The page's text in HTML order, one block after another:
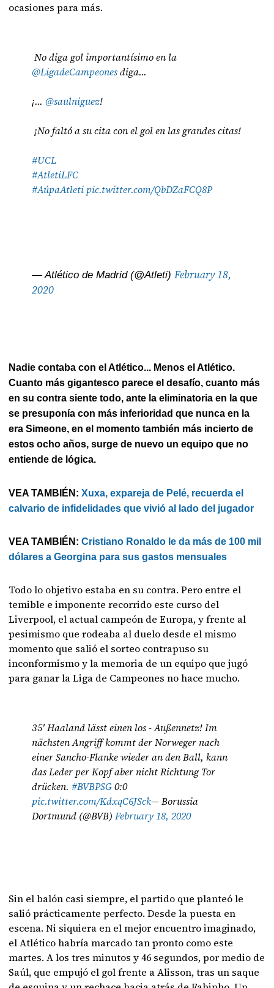
ocasiones para más.
No diga gol importantísimo en la
@LigadeCampeonesdiga...
¡... @saulniguez!
¡No faltó a su cita con el gol en las grandes citas!
#UCL
#AtletiLFC
#AúpaAtleti pic.twitter.com/QbDZaFCQ8P
— Atlético de Madrid (@Atleti)February 18,
2020
Nadie contaba con el Atlético... Menos el Atlético.
Cuanto más gigantesco parece el desafío, cuanto más
en su contra siente todo, ante la eliminatoria en la que
se presuponía con más inferioridad que nunca en la
era Simeone, en el momento también más incierto de
estos ocho años, surge de nuevo un equipo que no
entiende de lógica.
VEA TAMBIÉN:Xuxa, expareja de Pelé, recuerda el
calvario de infidelidades que vivió al lado del jugador
VEA TAMBIÉN:Cristiano Ronaldo le da más de 100 mil
dólares a Georgina para sus gastos mensuales
Todo lo objetivo estaba en su contra. Pero entre el
temible e imponente recorrido este curso del
Liverpool, el actual campeón de Europa, y frente al
pesimismo que rodeaba al duelo desde el mismo
momento que salió el sorteo contrapuso su
inconformismo y la memoria de un equipo que jugó
para ganar la Liga de Campeones no hace mucho.
35' Haaland lässt einen los - Außennetz! Im
nächsten Angriff kommt der Norweger nach
einer Sancho-Flanke wieder an den Ball, kann
das Leder per Kopf aber nicht Richtung Tor
drücken.#BVBPSG0:0
pic.twitter.com/KdxqC6JSck— Borussia
Dortmund (@BVB)February 18, 2020
Sin el balón casi siempre, el partido que planteó le
salió prácticamente perfecto. Desde la puesta en
escena. Ni siquiera en el mejor encuentro imaginado,
el Atlético habría marcado tan pronto como este
martes. A los tres minutos y 46 segundos, por medio de
Saúl, que empujó el gol frente a Alisson, tras un saque